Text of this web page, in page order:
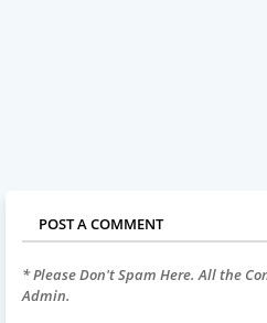
POST A COMMENT
* Please Don't Spam Here. All the
Admin.